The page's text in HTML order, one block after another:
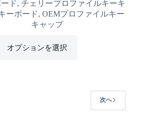
ド, チェリープロファイルキーキ
ーボード,OEMプロファイルキー
キャップ
オプションを選択
次へ